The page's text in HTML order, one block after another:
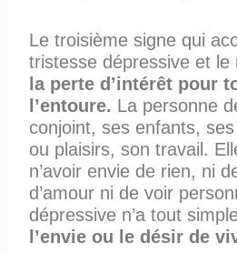
Le troisième signe qui
tristesse dépressive et le
la perte d’intérêt pour
l’entoure. La personne
conjoint, ses enfants,
ou plaisirs, son travail.
n’avoir envie de rien, ni
d’amour ni de voir
dépressive n’a tout
l’envie ou le désir de